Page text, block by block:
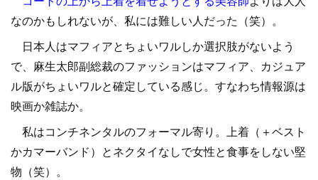
なのかもしれないが、私には難しい人だった（笑）。
日本人はマフィアとちょいワルしか選択肢がないよう
で、麻生太郎副総裁のファッションはマフィア、カジュア
ル版がちょいワルと確定している感じ。すなわち情報源は
映画か雑誌か。
私はコンチネンタルのフォーマル寄り。上着（＋ベスト
かカマーバンド）とネクタイなしで女性と食事をしない堅
物（笑）。